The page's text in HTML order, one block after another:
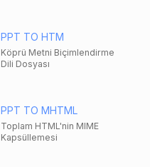
PPT TO HTM
Köprü Metni Biçimlendirme
Dili Dosyası
PPT TO MHTML
Toplam HTML'nin MIME
Kapsüllemesi